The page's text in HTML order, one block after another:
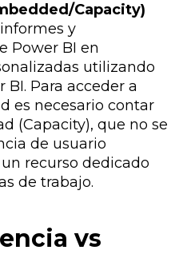
Capacity)
y
Power BI en
utilizando
BI. Para acceder a
es necesario contar
(Capacity), que no se
de usuario
recurso dedicado
de trabajo.
vs